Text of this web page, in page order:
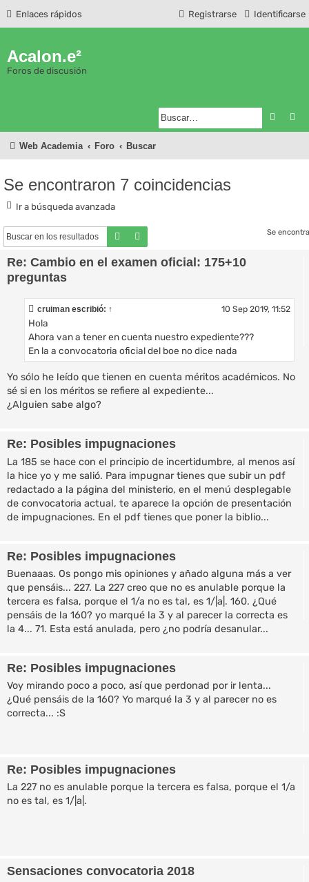
Enlaces rápidos Identificarse
Registrarse
Acalon.e²
Foros de discusión
Buscar
Web Academia Foro Buscar
Se encontraron 7 coincidencias
Ir a búsqueda avanzada
Buscar Se
Re: Cambio en el examen oficial: 175+10
preguntas
cruiman escribió: ↑ 10 Sep 2019, 11:52
Hola
Ahora van a tener en cuenta nuestro expediente???
En la a convocatoria oficial del boe no dice nada
Yo sólo he leído que tienen en cuenta méritos académicos. No
sé si en los méritos se refiere al expediente...
¿Alguien sabe algo?
Re: Posibles impugnaciones
La 185 se hace con el principio de incertidumbre, al menos así
la hice yo y me salió. Para impugnar tienes que subir un pdf
redactado a la página del ministerio, en el menú desplegable
de convocatoria actual, te aparece la opción de presentación
de impugnaciones. En el pdf tienes que poner la biblio...
Re: Posibles impugnaciones
Buenaaas. Os pongo mis opiniones y añado alguna más a ver
que pensáis... 227. La 227 creo que no es anulable porque la
tercera es falsa, porque el 1/a no es tal, es 1/|a|. 160. ¿Qué
pensáis de la 160? yo marqué la 3 y al parecer la correcta es
la 4... 71. Esta está anulada, pero ¿no podría desanular...
Re: Posibles impugnaciones
Voy mirando poco a poco, así que perdonad por ir lenta...
¿Qué pensáis de la 160? Yo marqué la 3 y al parecer no es
correcta... :S
Re: Posibles impugnaciones
La 227 no es anulable porque la tercera es falsa, porque el 1/a
no es tal, es 1/|a|.
Sensaciones convocatoria 2018